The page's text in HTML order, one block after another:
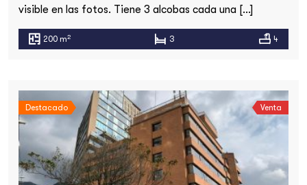
visible en las fotos. Tiene 3 alcobas cada una […]
200 m2 3 4
Destacado Venta